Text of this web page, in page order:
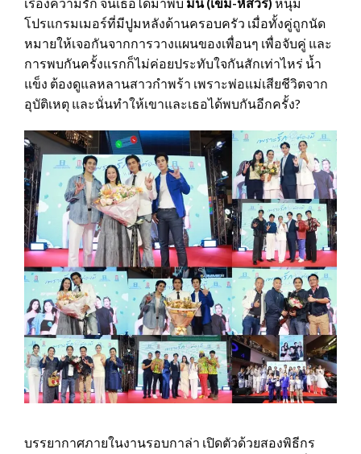
โปรแกรมเมอร์ที่มีปูมหลังด้านครอบครัว เมื่อทั้งคู่ถูกนัด
หมายให้เจอกันจากการวางแผนของเพื่อนๆ เพื่อจับคู่ และ
การพบกันครั้งแรกก็ไม่ค่อยประทับใจกันสักเท่าไหร่ น้ำ
แข็ง ต้องดูแลหลานสาวกำพร้า เพราะพ่อแม่เสียชีวิตจาก
อุบัติเหตุ และนั่นทำให้เขาและเธอได้พบกันอีกครั้ง?
บรรยากาศภายในงานรอบกาล่า เปิดตัวด้วยสองพิธีกร